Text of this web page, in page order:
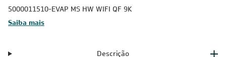
5000011510-EVAP MS HW WIFI QF 9K
Saiba mais
Descrição